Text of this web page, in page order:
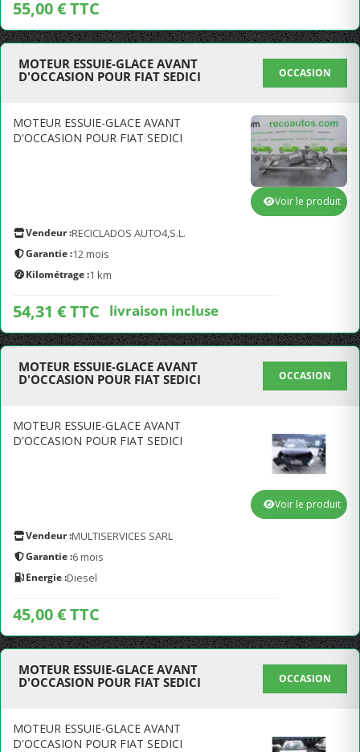
55,00 € TTC
MOTEUR ESSUIE-GLACE AVANT
D'OCCASION POUR FIAT SEDICI
OCCASION
MOTEUR ESSUIE-GLACE AVANT
D'OCCASION POUR FIAT SEDICI
Vendeur :RECICLADOS AUTO4,S.L.
Garantie :12 mois
Kilométrage :1 km
54,31 € TTC livraison incluse
Voir le produit
MOTEUR ESSUIE-GLACE AVANT
D'OCCASION POUR FIAT SEDICI
OCCASION
MOTEUR ESSUIE-GLACE AVANT
D'OCCASION POUR FIAT SEDICI
Vendeur :MULTISERVICES SARL
Garantie :6 mois
Energie :Diesel
45,00 € TTC
Voir le produit
MOTEUR ESSUIE-GLACE AVANT
D'OCCASION POUR FIAT SEDICI
OCCASION
MOTEUR ESSUIE-GLACE AVANT
D'OCCASION POUR FIAT SEDICI